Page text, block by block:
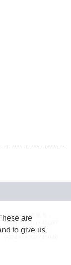
JASRAC許諾番号：
9024936001Y45037
JASRAC許諾番号：
are
to give us